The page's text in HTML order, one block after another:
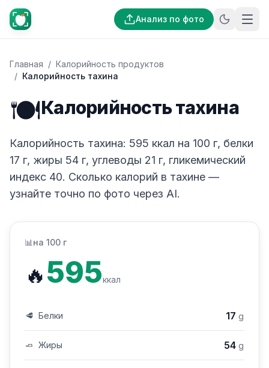
Анализ по фото
Главная / Калорийность продуктов
/ Калорийность тахина
🍽️Калорийность тахина
Калорийность тахина: 595 ккал на 100 г, белки
17 г, жиры 54 г, углеводы 21 г, гликемический
индекс 40. Сколько калорий в тахине —
узнайте точно по фото через AI.
📊 на 100 г
🔥595ккал
🥩 Белки 17 g
🧈 Жиры 54 g